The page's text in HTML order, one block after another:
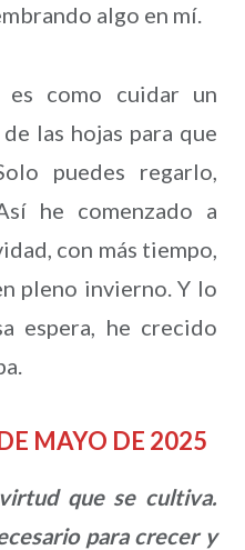
algo en mí.
es como cuidar un
las hojas para que
puedes regarlo,
he comenzado a
con más tiempo,
pleno invierno. Y lo
espera, he crecido
MAYO DE 2025
que se cultiva.
para crecer y